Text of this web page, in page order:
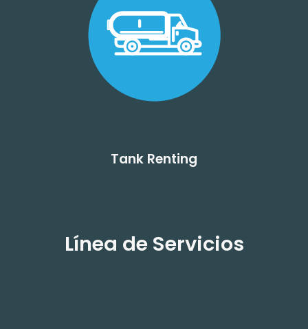
Tank Renting
Línea de Servicios